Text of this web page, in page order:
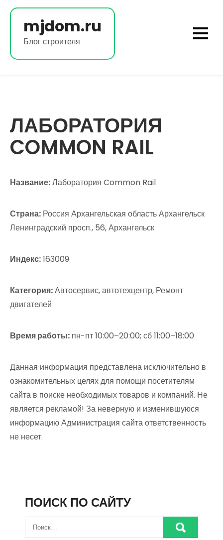
Перейти
содержимомуmjdom.ru
Блог строителя
ЛАБОРАТОРИЯ
COMMON RAIL
Название:Лаборатория Common Rail
Страна: Россия Архангельская область Архангельск
Ленинградский просп., 56, Архангельск
Индекс:163009
Категория:Автосервис, автотехцентр, Ремонт
двигателей
Время работы: пн-пт 10:00–20:00; сб 11:00–18:00
Данная информация представлена исключительно в
ознакомительных целях для помощи посетителям
сайта в поиске необходимых товаров и компаний. Не
является рекламой! За неверную и изменившуюся
информацию Администрация сайта ответственность
не несет.
ПОИСК ПО САЙТУ